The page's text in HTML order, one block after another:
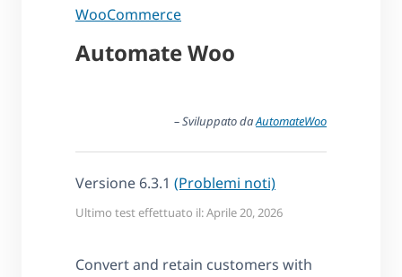
WooCommerce
Automate Woo
– Sviluppato daAutomateWoo
Versione 6.3.1 (Problemi noti)
Ultimo test effettuato il: Aprile 20, 2026
Convert and retain customers with